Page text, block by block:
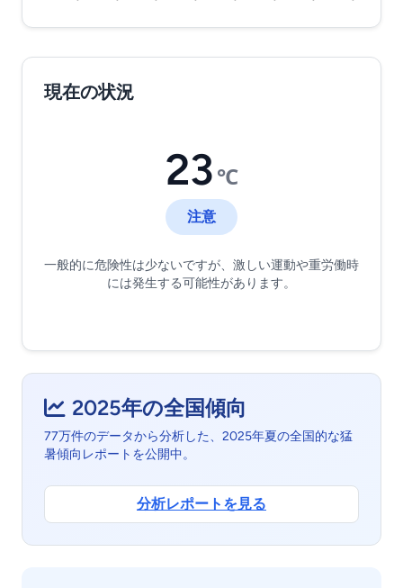
現在の状況
23 ℃
注意
一般的に危険性は少ないですが、激しい運動や重労働時
には発生する可能性があります。
2025年の全国傾向
77万件のデータから分析した、2025年夏の全国的な猛
暑傾向レポートを公開中。
分析レポートを見る